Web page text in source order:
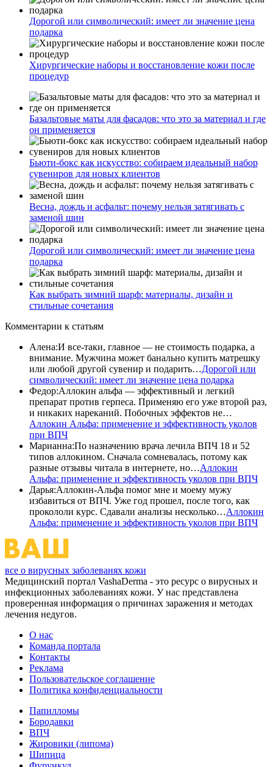
Дорогой или символический: имеет ли значение цена
подарка
Хирургические наборы и восстановление кожи после
процедур
Базальтовые маты для фасадов: что это за материал и где
он применяется
Бьюти-бокс как искусство: собираем идеальный набор
сувениров для новых клиентов
Весна, дождь и асфальт: почему нельзя затягивать с
заменой шин
Дорогой или символический: имеет ли значение цена
подарка
Как выбрать зимний шарф: материалы, дизайн и
стильные сочетания
Комментарии к статьям
Алена:И все-таки, главное — не стоимость подарка, а
внимание. Мужчина может банально купить матрешку
или любой другой сувенир и подарить…Дорогой или
символический: имеет ли значение цена подарка
Федор:Аллокин альфа — эффективный и легкий
препарат против герпеса. Применяю его уже второй раз,
и никаких нареканий. Побочных эффектов не…
Аллокин Альфа: применение и эффективность уколов
при ВПЧ
Марианна:По назначению врача лечила ВПЧ 18 и 52
типов аллокином. Сначала сомневалась, потому как
разные отзывы читала в интернете, но…Аллокин
Альфа: применение и эффективность уколов при ВПЧ
Дарья:Аллокин-Альфа помог мне и моему мужу
избавиться от ВПЧ. Уже год прошел, после того, как
прокололи курс. Сдавали анализы несколько…Аллокин
Альфа: применение и эффективность уколов при ВПЧ
все о вирусных заболеванях кожи
Медицинский портал VashaDerma - это ресурс о вирусных и
инфекционных заболеваниях кожи. У нас представлена
проверенная информация о причинах заражения и методах
лечения недугов.
О нас
Команда портала
Контакты
Реклама
Пользовательское соглашение
Политика конфиденциальности
Папилломы
Бородавки
ВПЧ
Жировики (липома)
Шипица